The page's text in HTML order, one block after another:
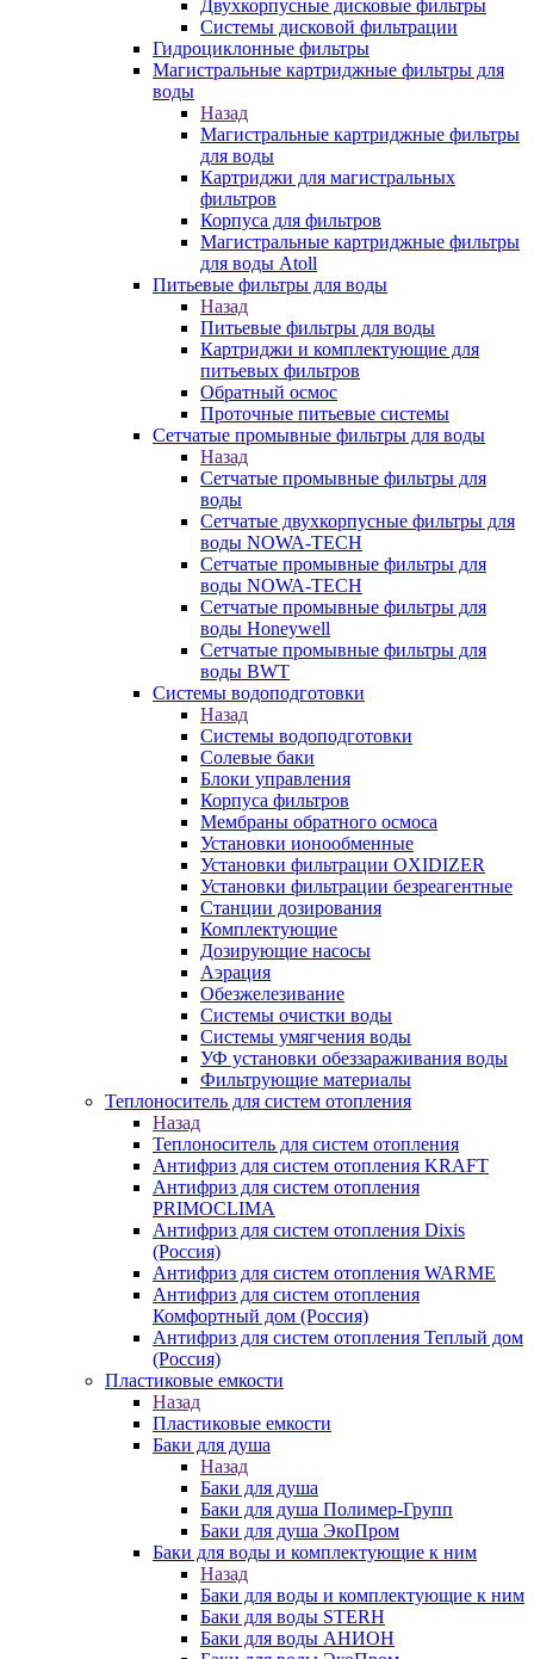
Двухкорпусные дисковые фильтры
Системы дисковой фильтрации
Гидроциклонные фильтры
Магистральные картриджные фильтры для
воды
Назад
Магистральные картриджные фильтры
для воды
Картриджи для магистральных
фильтров
Корпуса для фильтров
Магистральные картриджные фильтры
для воды Atoll
Питьевые фильтры для воды
Назад
Питьевые фильтры для воды
Картриджи и комплектующие для
питьевых фильтров
Обратный осмос
Проточные питьевые системы
Сетчатые промывные фильтры для воды
Назад
Сетчатые промывные фильтры для
воды
Сетчатые двухкорпусные фильтры для
воды NOWA-TECH
Сетчатые промывные фильтры для
воды NOWA-TECH
Сетчатые промывные фильтры для
воды Honeywell
Сетчатые промывные фильтры для
воды BWT
Системы водоподготовки
Назад
Системы водоподготовки
Солевые баки
Блоки управления
Корпуса фильтров
Мембраны обратного осмоса
Установки ионообменные
Установки фильтрации OXIDIZER
Установки фильтрации безреагентные
Станции дозирования
Комплектующие
Дозирующие насосы
Аэрация
Обезжелезивание
Системы очистки воды
Системы умягчения воды
УФ установки обеззараживания воды
Фильтрующие материалы
Теплоноситель для систем отопления
Назад
Теплоноситель для систем отопления
Антифриз для систем отопления KRAFT
Антифриз для систем отопления
PRIMOCLIMA
Антифриз для систем отопления Dixis
(Россия)
Антифриз для систем отопления WARME
Антифриз для систем отопления
Комфортный дом (Россия)
Антифриз для систем отопления Теплый дом
(Россия)
Пластиковые емкости
Назад
Пластиковые емкости
Баки для душа
Назад
Баки для душа
Баки для душа Полимер-Групп
Баки для душа ЭкоПром
Баки для воды и комплектующие к ним
Назад
Баки для воды и комплектующие к ним
Баки для воды STERH
Баки для воды АНИОН